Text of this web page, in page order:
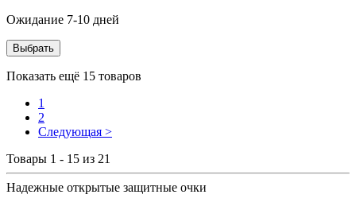
Ожидание 7-10 дней
Выбрать
Показать ещё 15 товаров
1
2
Следующая >
Товары 1 - 15 из 21
Надежные открытые защитные очки